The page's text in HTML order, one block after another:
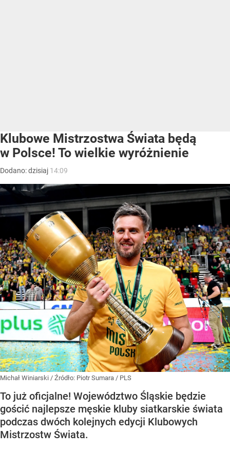
Klubowe Mistrzostwa Świata będą
w Polsce! To wielkie wyróżnienie
Dodano:dzisiaj 14:09
Michał Winiarski / Źródło: Piotr Sumara / PLS
To już oficjalne! Województwo Śląskie będzie
gościć najlepsze męskie kluby siatkarskie świata
podczas dwóch kolejnych edycji Klubowych
Mistrzostw Świata.